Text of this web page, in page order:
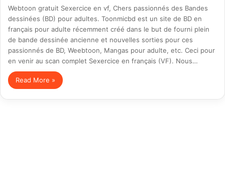
Webtoon gratuit Sexercice en vf, Chers passionnés des Bandes
dessinées (BD) pour adultes. Toonmicbd est un site de BD en
français pour adulte récemment créé dans le but de fourni plein
de bande dessinée ancienne et nouvelles sorties pour ces
passionnés de BD, Weebtoon, Mangas pour adulte, etc. Ceci pour
en venir au scan complet Sexercice en français (VF). Nous…
Read More »